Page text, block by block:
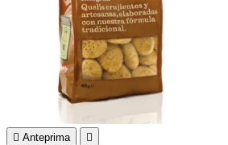
 Anteprima 